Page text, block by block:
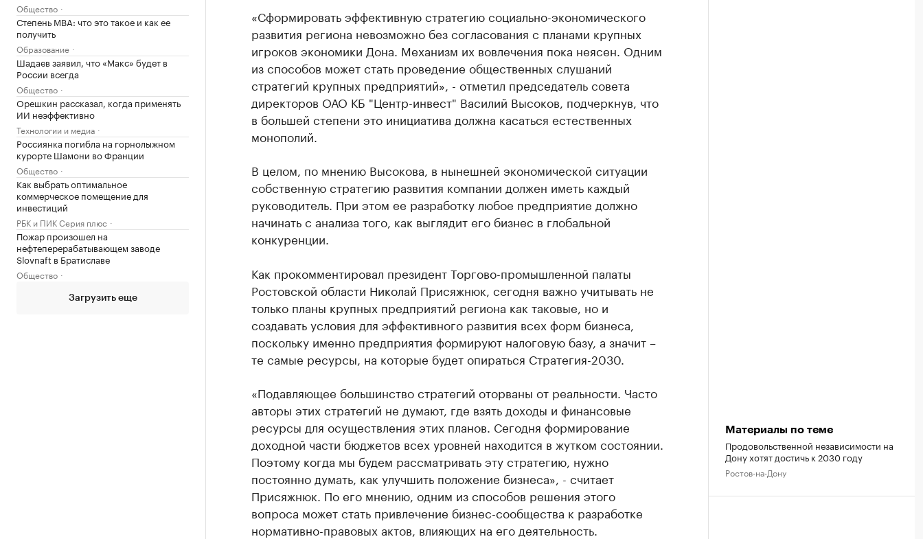
Общество
Степень MBA: что это такое и как ее
получить
Образование
Шадаев заявил, что «Макс» будет в
России всегда
Общество
Орешкин рассказал, когда применять
ИИ неэффективно
Технологии и медиа
Россиянка погибла на горнолыжном
курорте Шамони во Франции
Общество
Как выбрать оптимальное
коммерческое помещение для
инвестиций
РБК и ПИК Серия плюс
Пожар произошел на
нефтеперерабатывающем заводе
Slovnaft в Братиславе
Общество
Загрузить еще
«Сформировать эффективную стратегию социально-экономического
развития региона невозможно без согласования с планами крупных
игроков экономики Дона. Механизм их вовлечения пока неясен. Одним
из способов может стать проведение общественных слушаний
стратегий крупных предприятий», - отметил председатель совета
директоров ОАО КБ "Центр-инвест" Василий Высоков, подчеркнув, что
в большей степени это инициатива должна касаться естественных
монополий.
В целом, по мнению Высокова, в нынешней экономической ситуации
собственную стратегию развития компании должен иметь каждый
руководитель. При этом ее разработку любое предприятие должно
начинать с анализа того, как выглядит его бизнес в глобальной
конкуренции.
Как прокомментировал президент Торгово-промышленной палаты
Ростовской области Николай Присяжнюк, сегодня важно учитывать не
только планы крупных предприятий региона как таковые, но и
создавать условия для эффективного развития всех форм бизнеса,
поскольку именно предприятия формируют налоговую базу, а значит –
те самые ресурсы, на которые будет опираться Стратегия-2030.
«Подавляющее большинство стратегий оторваны от реальности. Часто
авторы этих стратегий не думают, где взять доходы и финансовые
ресурсы для осуществления этих планов. Сегодня формирование
доходной части бюджетов всех уровней находится в жутком состоянии.
Поэтому когда мы будем рассматривать эту стратегию, нужно
постоянно думать, как улучшить положение бизнеса», - считает
Присяжнюк. По его мнению, одним из способов решения этого
вопроса может стать привлечение бизнес-сообщества к разработке
нормативно-правовых актов, влияющих на его деятельность.
Материалы по теме
Продовольственной независимости на
Дону хотят достичь к 2030 году
Ростов-на-Дону